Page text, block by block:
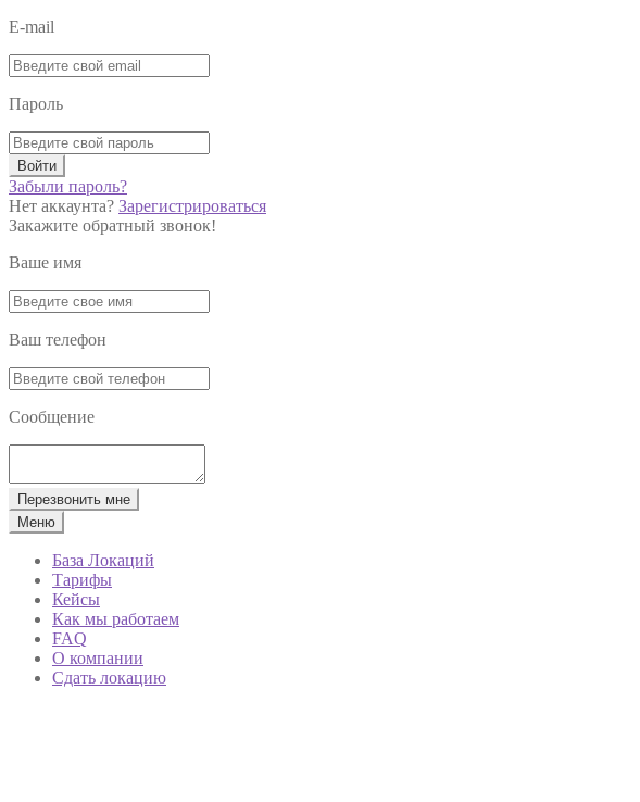
E-mail
Пароль
Войти
Забыли пароль?
Нет аккаунта? Зарегистрироваться
Закажите обратный звонок!
Ваше имя
Ваш телефон
Сообщение
Перезвонить мне
Меню
База Локаций
Тарифы
Кейсы
Как мы работаем
FAQ
О компании
Сдать локацию